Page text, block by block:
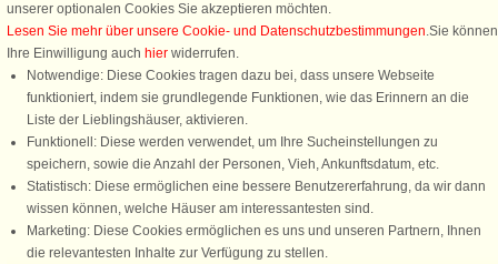
Rufen Sie an, um zu buchen
Newsletter abonnieren
unserer optionalen Cookies Sie akzeptieren möchten.
Lesen Sie mehr über unsere Cookie- und Datenschutzbestimmungen.Sie können
Ihre Einwilligung auch hier widerrufen.
Notwendige: Diese Cookies tragen dazu bei, dass unsere Webseite
funktioniert, indem sie grundlegende Funktionen, wie das Erinnern an die
Liste der Lieblingshäuser, aktivieren.
Funktionell: Diese werden verwendet, um Ihre Sucheinstellungen zu
speichern, sowie die Anzahl der Personen, Vieh, Ankunftsdatum, etc.
Statistisch: Diese ermöglichen eine bessere Benutzererfahrung, da wir dann
wissen können, welche Häuser am interessantesten sind.
Marketing: Diese Cookies ermöglichen es uns und unseren Partnern, Ihnen
die relevantesten Inhalte zur Verfügung zu stellen.